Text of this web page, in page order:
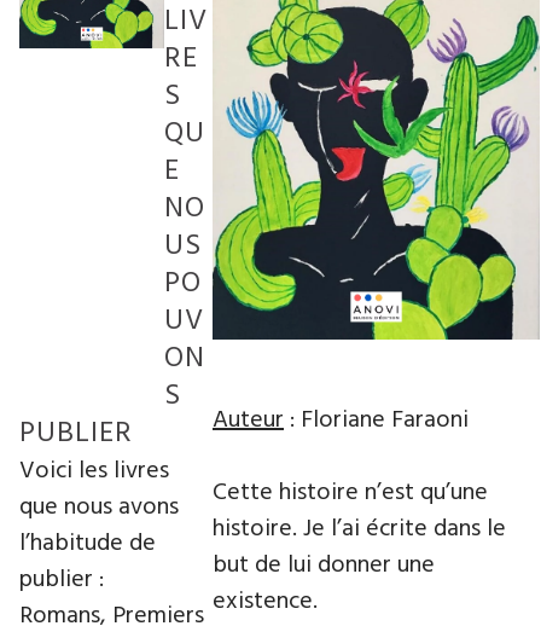
Auteur: Floriane Faraoni
Cette histoire n’est qu’une
histoire. Je l’ai écrite dans le
but de lui donner une
existence.
LIV
RE
S
QU
E
NO
US
PO
UV
ON
S
PUBLIER
Voici les livres
que nous avons
l’habitude de
publier :
Romans, Premiers